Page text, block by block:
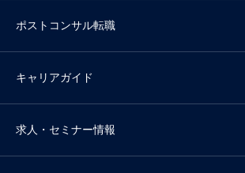
ポストコンサル転職
キャリアガイド
求人・セミナー情報